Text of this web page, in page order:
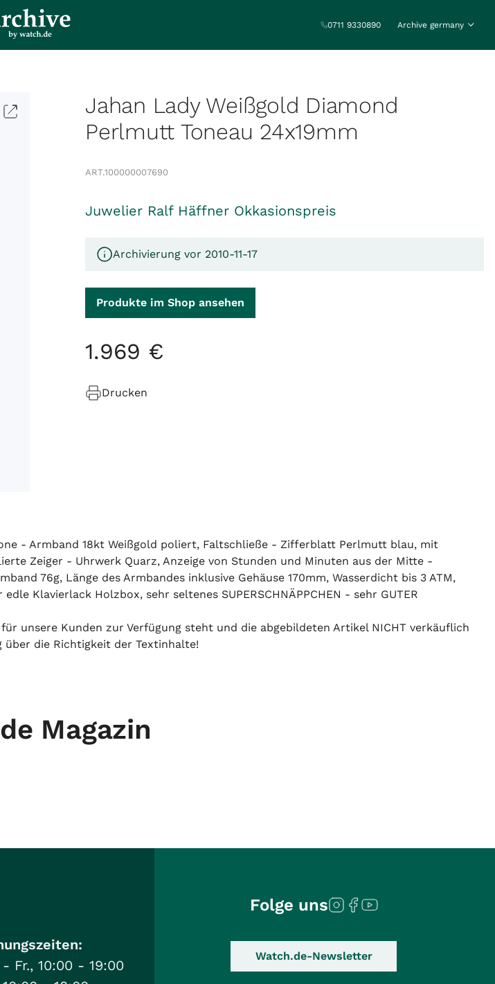
0711 9330890 Archive germany
Jahan Lady Weißgold Diamond
Perlmutt Toneau 24x19mm
ART.100000007690
Juwelier Ralf Häffner Okkasionspreis
Archivierung vor 2010-11-17
Produkte im Shop ansehen
1.969 €
Drucken
- Armband 18kt Weißgold poliert, Faltschließe - Zifferblatt Perlmutt blau, mit
Zeiger - Uhrwerk Quarz, Anzeige von Stunden und Minuten aus der Mitte -
76g, Länge des Armbandes inklusive Gehäuse 170mm, Wasserdicht bis 3 ATM,
Klavierlack Holzbox, sehr seltenes SUPERSCHNÄPPCHEN - sehr GUTER
unsere Kunden zur Verfügung steht und die abgebildeten Artikel NICHT verkäuflich
die Richtigkeit der Textinhalte!
Magazin
- Fr., 10:00 - 19:00
Folge uns
Watch.de-Newsletter